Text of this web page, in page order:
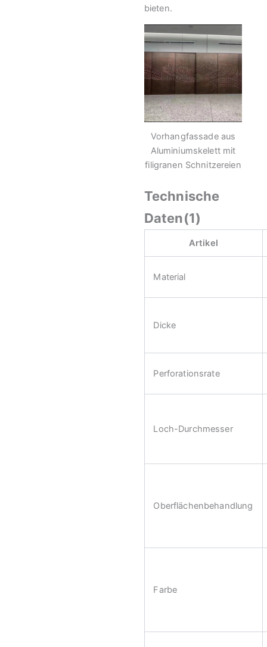
bieten.
Vorhangfassade aus
Aluminiumskelett mit
filigranen Schnitzereien
Technische
Daten(1)
Artikel
Material
Dicke
Perforationsrate
Loch-Durchmesser
Oberflächenbehandlung
Farbe